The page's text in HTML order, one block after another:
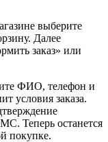
выберите
Далее
заказ» или
ФИО, телефон и
условия заказа.
Теперь останется
покупке.